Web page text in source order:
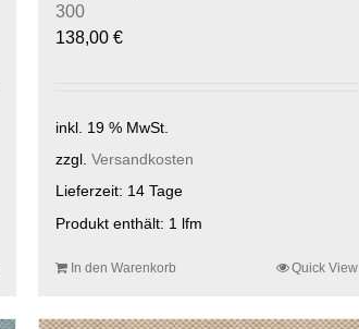
300
138,00 €
inkl. 19 % MwSt.
zzgl. Versandkosten
Lieferzeit: 14 Tage
Produkt enthält: 1 lfm
In den Warenkorb Quick View